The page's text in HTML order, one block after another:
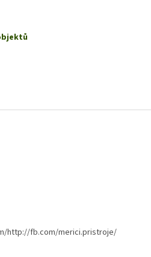
http://fb.com/merici.pristroje/